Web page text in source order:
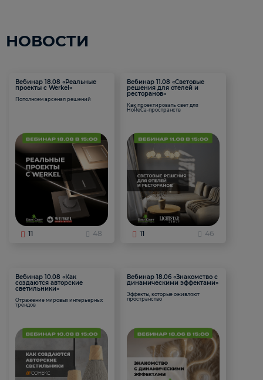
НОВОСТИ
Вебинар 18.08 «Реальные
проекты с Werkel»
Пополняем арсенал решений
11 48
Вебинар 11.08 «Световые
решения для отелей и
ресторанов»
Как проектировать свет для
HoReCa-пространств
11 46
Вебинар 10.08 «Как
создаются авторские
светильники»
Отражение мировых интерьерных
трендов
Вебинар 18.06 «Знакомство с
динамическими эффектами»
Эффекты, которые оживляют
пространство